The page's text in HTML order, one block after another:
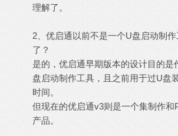
理解了。
2、优启通以前不是一个U盘启动制
了？
是的，优启通早期版本的设计目的是
盘启动制作工具，且之前用于过U盘
时间。
但现在的优启通v3则是一个集制作和
产品。